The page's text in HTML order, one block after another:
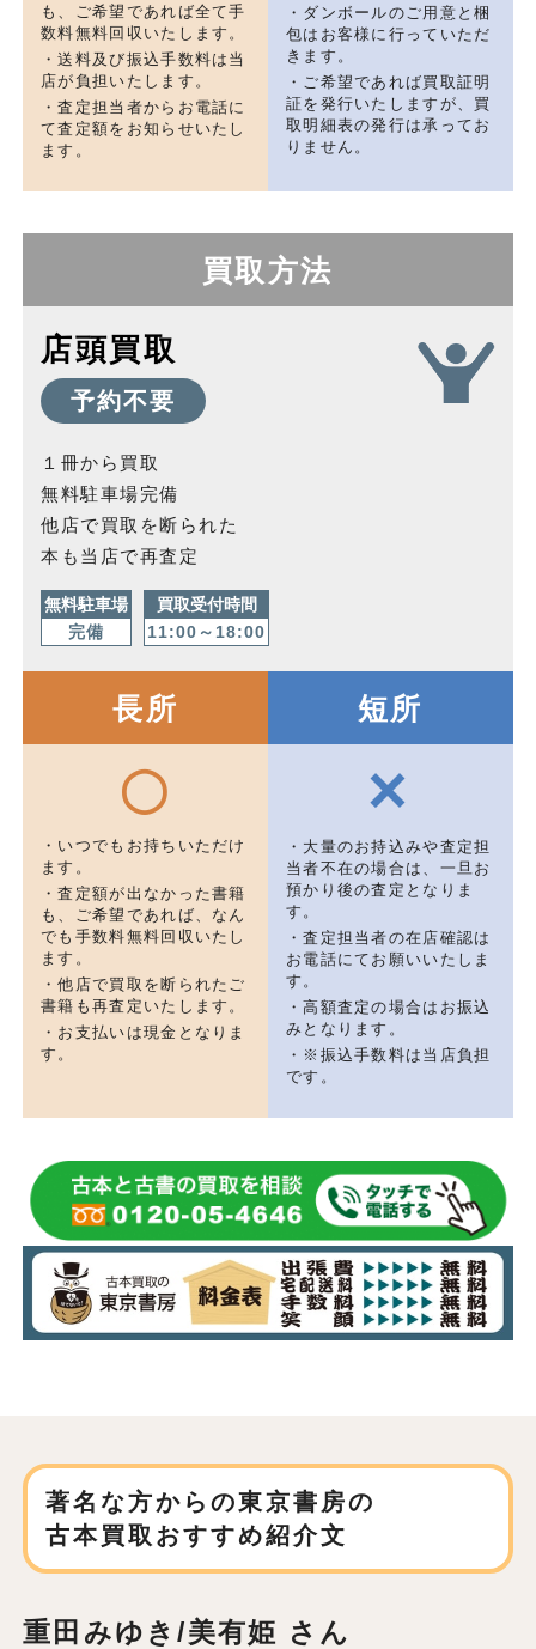
も、ご希望であれば全て手
数料無料回収いたします。
・送料及び振込手数料は当
店が負担いたします。
・査定担当者からお電話に
て査定額をお知らせいたし
ます。
・ダンボールのご用意と梱
包はお客様に行っていただ
きます。
・ご希望であれば買取証明
証を発行いたしますが、買
取明細表の発行は承ってお
りません。
買取方法
店頭買取
予約不要
１冊から買取
無料駐車場完備
他店で買取を断られた
本も当店で再査定
無料駐車場
完備
買取受付時間
11:00～18:00
長所
◯
・いつでもお持ちいただけ
ます。
・査定額が出なかった書籍
も、ご希望であれば、なん
でも手数料無料回収いたし
ます。
・他店で買取を断られたご
書籍も再査定いたします。
・お支払いは現金となりま
す。
短所
×
・大量のお持込みや査定担
当者不在の場合は、一旦お
預かり後の査定となりま
す。
・査定担当者の在店確認は
お電話にてお願いいたしま
す。
・高額査定の場合はお振込
みとなります。
・※振込手数料は当店負担
です。
著名な方からの東京書房の
古本買取おすすめ紹介文
重田みゆき/美有姫 さん